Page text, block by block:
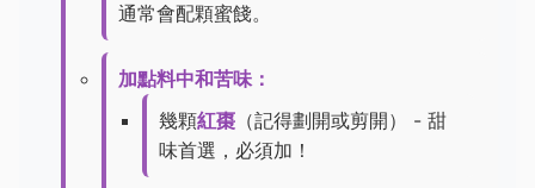
通常會配顆蜜餞。
加點料中和苦味：
幾顆紅棗 （記得劃開或剪開） - 甜
味首選，必須加！